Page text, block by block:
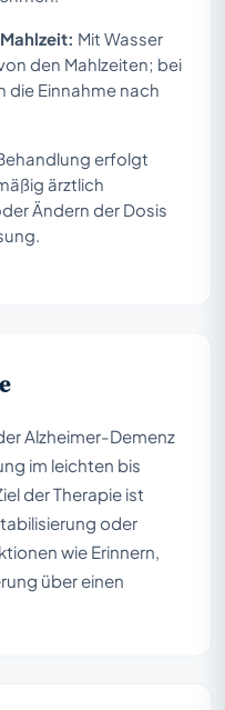
Mit Wasser
den Mahlzeiten; bei
die Einnahme nach
erfolgt
ärztlich
Ändern der Dosis
Alzheimer-Demenz
im leichten bis
der Therapie ist
oder
wie Erinnern,
über einen